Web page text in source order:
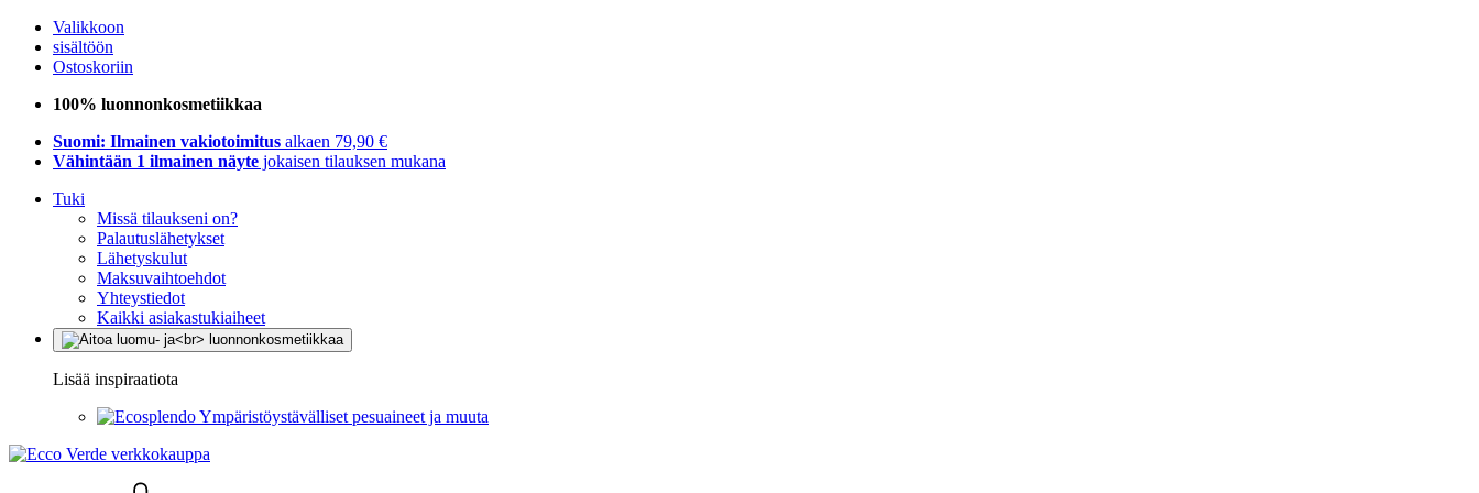
Valikkoon
sisältöön
Ostoskoriin
100% luonnonkosmetiikkaa
Suomi: Ilmainen vakiotoimitus alkaen 79,90 €
Vähintään 1 ilmainen näyte jokaisen tilauksen mukana
Tuki
Missä tilaukseni on?
Palautuslähetykset
Lähetyskulut
Maksuvaihtoehdot
Yhteystiedot
Kaikki asiakastukiaiheet
Lisää inspiraatiota
Ympäristöystävälliset pesuaineet ja muuta